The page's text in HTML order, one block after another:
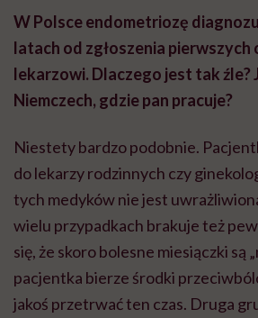
W Polsce endometriozę
latach od zgłoszenia pierwszych
lekarzowi. Dlaczego jest tak źle?
Niemczech, gdzie pan pracuje?
Niestety bardzo podobnie.
do lekarzy rodzinnych czy
tych medyków nie jest
wielu przypadkach brakuje też
się, że skoro bolesne miesiączki są
pacjentka bierze środki
jakoś przetrwać ten czas. Druga